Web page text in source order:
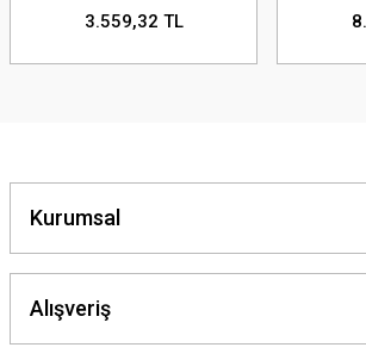
3.559,32 TL
Kurumsal
Alışveriş